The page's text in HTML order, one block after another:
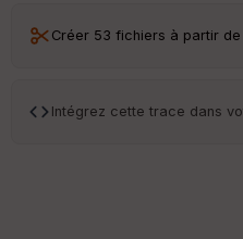
Créer 53 fichiers à partir
Intégrez cette trace dans